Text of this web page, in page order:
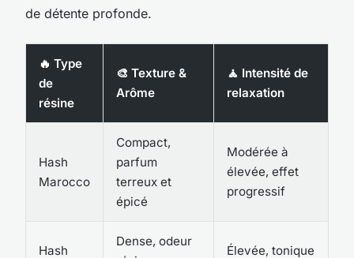
de détente profonde.
🔥 Type
de
résine
🎨 Texture &
Arôme
🧘 Intensité de
relaxation
Hash
Marocco
Compact,
parfum
terreux et
épicé
Modérée à
élevée, effet
progressif
Hash
Dense, odeur
Élevée, tonique